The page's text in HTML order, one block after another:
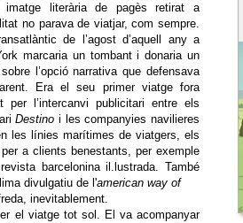
literària de pagès retirat a
no parava de viatjar, com sempre.
de l’agost d’aquell any a
marcaria un tombant i donaria un
l’opció narrativa que defensava
Era el seu primer viatge fora
per l’intercanvi publicitari entre els
Destino i les companyies navilieres
les línies marítimes de viatgers, els
a clients benestants, per exemple
barcelonina il.lustrada. També
divulgatiu de l'american way of
inevitablement.
el viatge tot sol. El va acompanyar